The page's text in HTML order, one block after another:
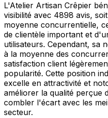
L'Atelier Artisan Crêpier
visibilité avec 4898 avis,
moyenne concurrentielle,
de clientèle important et
utilisateurs. Cependant, sa
à la moyenne des
satisfaction client
popularité. Cette position
excelle en attractivité et
améliorer la qualité perçue
combler l'écart avec les
secteur.